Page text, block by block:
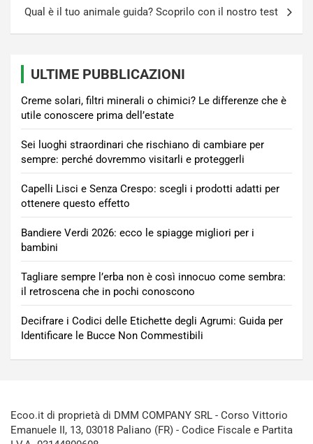
Qual è il tuo animale guida? Scoprilo con il nostro test
ULTIME PUBBLICAZIONI
Creme solari, filtri minerali o chimici? Le differenze che è
utile conoscere prima dell’estate
Sei luoghi straordinari che rischiano di cambiare per
sempre: perché dovremmo visitarli e proteggerli
Capelli Lisci e Senza Crespo: scegli i prodotti adatti per
ottenere questo effetto
Bandiere Verdi 2026: ecco le spiagge migliori per i
bambini
Tagliare sempre l’erba non è così innocuo come sembra:
il retroscena che in pochi conoscono
Decifrare i Codici delle Etichette degli Agrumi: Guida per
Identificare le Bucce Non Commestibili
Ecoo.it di proprietà di DMM COMPANY SRL - Corso Vittorio
Emanuele II, 13, 03018 Paliano (FR) - Codice Fiscale e Partita